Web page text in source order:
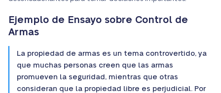
Ejemplo de Ensayo sobre Control de
Armas
La propiedad de armas es un tema controvertido, ya
que muchas personas creen que las armas
promueven la seguridad, mientras que otras
consideran que la propiedad libre es perjudicial. Por